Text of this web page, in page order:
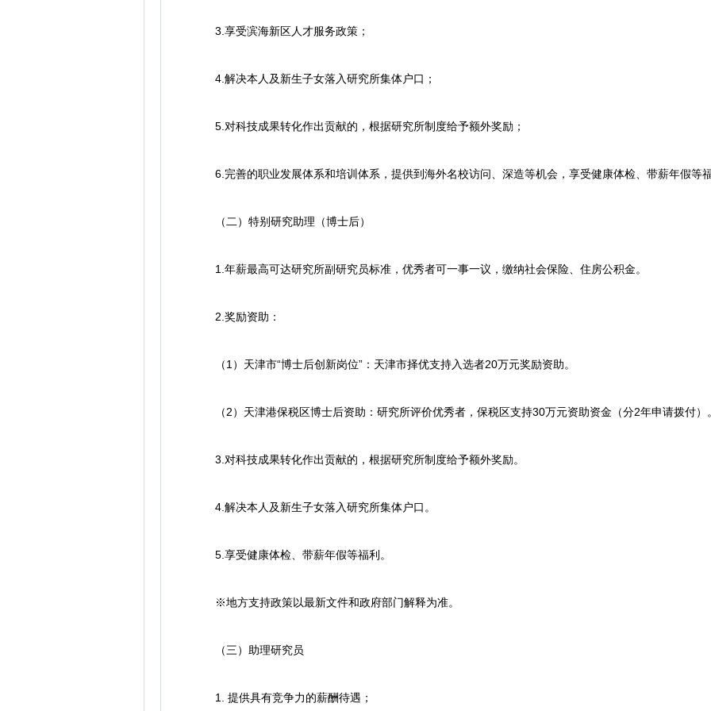
3.享受滨海新区人才服务政策；
4.解决本人及新生子女落入研究所集体户口；
5.对科技成果转化作出贡献的，根据研究所制度给予额外奖励；
6.完善的职业发展体系和培训体系，提供到海外名校访问、深造等机会，享受健康体检、带薪年假等
（二）特别研究助理（博士后）
1.年薪最高可达研究所副研究员标准，优秀者可一事一议，缴纳社会保险、住房公积金。
2.奖励资助：
（1）天津市“博士后创新岗位”：天津市择优支持入选者20万元奖励资助。
（2）天津港保税区博士后资助：研究所评价优秀者，保税区支持30万元资助资金（分2年申请拨付）
3.对科技成果转化作出贡献的，根据研究所制度给予额外奖励。
4.解决本人及新生子女落入研究所集体户口。
5.享受健康体检、带薪年假等福利。
※地方支持政策以最新文件和政府部门解释为准。
（三）助理研究员
1. 提供具有竞争力的薪酬待遇；